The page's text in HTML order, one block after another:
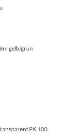
gelb/­grün
PK 100